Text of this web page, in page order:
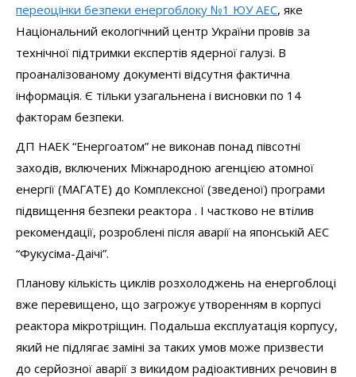
переоцінки безпеки енергоблоку №1 ЮУ АЕС, яке
Національний екологічний центр України провів за
технічної підтримки експертів ядерної галузі. В
проаналізованому документі відсутня фактична
інформація. Є тільки узагальнена і висновки по 14
факторам безпеки.
ДП НАЕК “Енергоатом” не виконав понад півсотні
заходів, включених Міжнародною агенцією атомної
енергії (МАГАТЕ) до Комплексної (зведеної) програми
підвищення безпеки реактора . І частково не втілив
рекомендації, розроблені після аварії на японській АЕС
“Фукусіма-Даічі”.
Планову кількість циклів розхолоджень на енергоблоці
вже перевищено, що загрожує утворенням в корпусі
реактора мікротріщин. Подальша експлуатація корпусу,
який не підлягає заміні за таких умов може призвести
до серйозної аварії з викидом радіоактивних речовин в